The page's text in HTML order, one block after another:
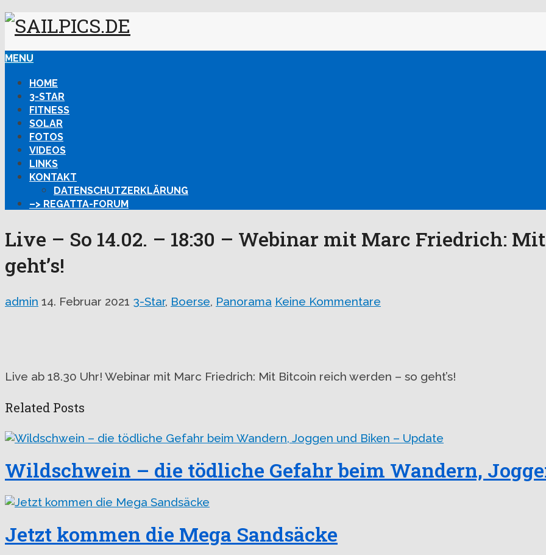
MENU
HOME
3-STAR
FITNESS
SOLAR
FOTOS
VIDEOS
LINKS
KONTAKT
DATENSCHUTZERKLÄRUNG
–> REGATTA-FORUM
Live – So 14.02. – 18:30 – Webinar mit Marc Friedrich:
geht’s!
admin 14. Februar 2021 3-Star, Boerse, Panorama Keine Kommentare
Live ab 18.30 Uhr! Webinar mit Marc Friedrich: Mit Bitcoin reich werden – so geht’s!
Related Posts
Wildschwein – die tödliche Gefahr beim Wandern,
Jetzt kommen die Mega Sandsäcke